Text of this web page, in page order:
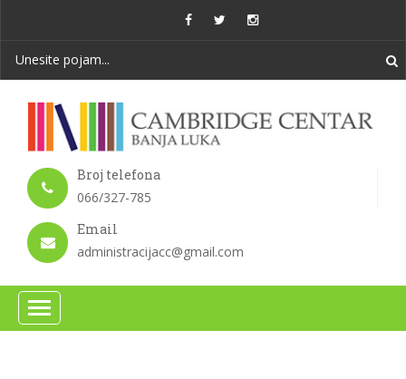
Broj telefona
066/327-785
Email
administracijacc@gmail.com